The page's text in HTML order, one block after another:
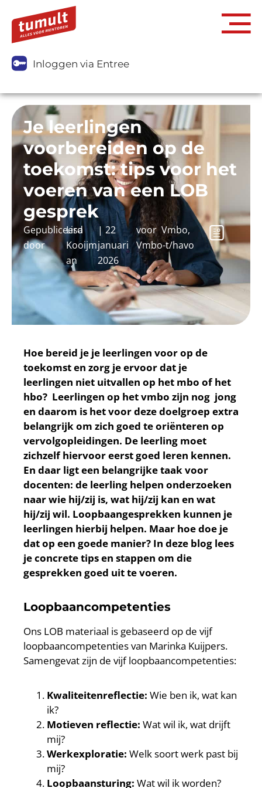
Inloggen via Entree
Je leerlingen
voorbereiden op de
toekomst: tips voor het
voeren van een LOB
gesprek
Gepubliceerd
door
Lisa
Kooijm
an
|22
januari
2026
voor Vmbo,
Vmbo-t/havo
Hoe bereid je je leerlingen voor op de
toekomst en zorg je ervoor dat je
leerlingen niet uitvallen op het mbo of het
hbo? Leerlingen op het vmbo zijn nog jong
en daarom is het voor deze doelgroep extra
belangrijk om zich goed te oriënteren op
vervolgopleidingen. De leerling moet
zichzelf hiervoor eerst goed leren kennen.
En daar ligt een belangrijke taak voor
docenten: de leerling helpen onderzoeken
naar wie hij/zij is, wat hij/zij kan en wat
hij/zij wil. Loopbaangesprekken kunnen je
leerlingen hierbij helpen. Maar hoe doe je
dat op een goede manier? In deze blog lees
je concrete tips en stappen om die
gesprekken goed uit te voeren.
Loopbaancompetenties
Ons LOB materiaal is gebaseerd op de vijf
loopbaancompetenties van Marinka Kuijpers.
Samengevat zijn de vijf loopbaancompetenties:
Kwaliteitenreflectie: Wie ben ik, wat kan
ik?
Motieven reflectie: Wat wil ik, wat drijft
mij?
Werkexploratie: Welk soort werk past bij
mij?
Loopbaansturing: Wat wil ik worden?